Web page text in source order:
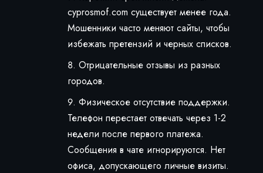
cyprosmof.com существует менее года.
Мошенники часто меняют сайты, чтобы
избежать претензий и черных списков.
Отрицательные отзывы из разных
городов.
Физическое отсутствие поддержки.
Телефон перестает отвечать через 1-2
недели после первого платежа.
Сообщения в чате игнорируются. Нет
офиса, допускающего личные визиты.